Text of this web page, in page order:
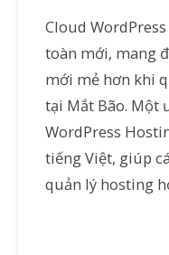
Cloud
toàn mới, mang
mới mẻ hơn khi
tại Mắt Bão. Một
WordPress
tiếng Việt, giúp
quản lý hosting